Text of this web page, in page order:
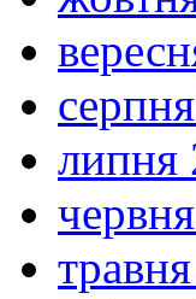
липня